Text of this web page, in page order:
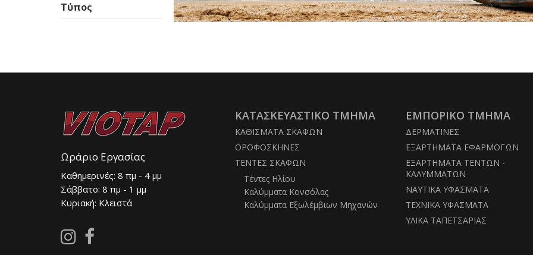
Τύπος
Borga
Ωράριο Εργασίας
Καθημερινές: 8 πμ - 4 μμ
Σάββατο: 8 πμ - 1 μμ
Κυριακή: Κλειστά
Follow
ΚΑΤΑΣΚΕΥΑΣΤΙΚΟ ΤΜΗΜΑ
ΚΑΘΙΣΜΑΤΑ ΣΚΑΦΩΝ
ΟΡΟΦΟΣΚΗΝΕΣ
ΤΕΝΤΕΣ ΣΚΑΦΩΝ
Τέντες Ηλίου
Καλύμματα Κονσόλας
Καλύμματα Εξωλέμβιων Μηχανών
ΕΜΠΟΡΙΚΟ ΤΜΗΜΑ
ΔΕΡΜΑΤΙΝΕΣ
ΕΞΑΡΤΗΜΑΤΑ ΕΦΑΡΜΟΓΩΝ
ΕΞΑΡΤΗΜΑΤΑ ΤΕΝΤΩΝ -
ΚΑΛΥΜΜΑΤΩΝ
ΝΑΥΤΙΚΑ ΥΦΑΣΜΑΤΑ
ΤΕΧΝΙΚΑ ΥΦΑΣΜΑΤΑ
ΥΛΙΚΑ ΤΑΠΕΤΣΑΡΙΑΣ